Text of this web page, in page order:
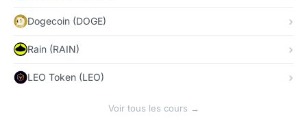
Dogecoin (DOGE)
Rain (RAIN)
LEO Token (LEO)
Voir tous les cours →